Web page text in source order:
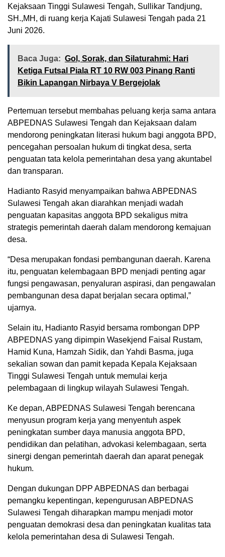
Kejaksaan Tinggi Sulawesi Tengah, Sullikar Tandjung,
SH.,MH, di ruang kerja Kajati Sulawesi Tengah pada 21
Juni 2026.
Baca Juga: Gol, Sorak, dan Silaturahmi: Hari
Ketiga Futsal Piala RT 10 RW 003 Pinang Ranti
Bikin Lapangan Nirbaya V Bergejolak
Pertemuan tersebut membahas peluang kerja sama antara
ABPEDNAS Sulawesi Tengah dan Kejaksaan dalam
mendorong peningkatan literasi hukum bagi anggota BPD,
pencegahan persoalan hukum di tingkat desa, serta
penguatan tata kelola pemerintahan desa yang akuntabel
dan transparan.
Hadianto Rasyid menyampaikan bahwa ABPEDNAS
Sulawesi Tengah akan diarahkan menjadi wadah
penguatan kapasitas anggota BPD sekaligus mitra
strategis pemerintah daerah dalam mendorong kemajuan
desa.
“Desa merupakan fondasi pembangunan daerah. Karena
itu, penguatan kelembagaan BPD menjadi penting agar
fungsi pengawasan, penyaluran aspirasi, dan pengawalan
pembangunan desa dapat berjalan secara optimal,”
ujarnya.
Selain itu, Hadianto Rasyid bersama rombongan DPP
ABPEDNAS yang dipimpin Wasekjend Faisal Rustam,
Hamid Kuna, Hamzah Sidik, dan Yahdi Basma, juga
sekalian sowan dan pamit kepada Kepala Kejaksaan
Tinggi Sulawesi Tengah untuk memulai kerja
pelembagaan di lingkup wilayah Sulawesi Tengah.
Ke depan, ABPEDNAS Sulawesi Tengah berencana
menyusun program kerja yang menyentuh aspek
peningkatan sumber daya manusia anggota BPD,
pendidikan dan pelatihan, advokasi kelembagaan, serta
sinergi dengan pemerintah daerah dan aparat penegak
hukum.
Dengan dukungan DPP ABPEDNAS dan berbagai
pemangku kepentingan, kepengurusan ABPEDNAS
Sulawesi Tengah diharapkan mampu menjadi motor
penguatan demokrasi desa dan peningkatan kualitas tata
kelola pemerintahan desa di Sulawesi Tengah.